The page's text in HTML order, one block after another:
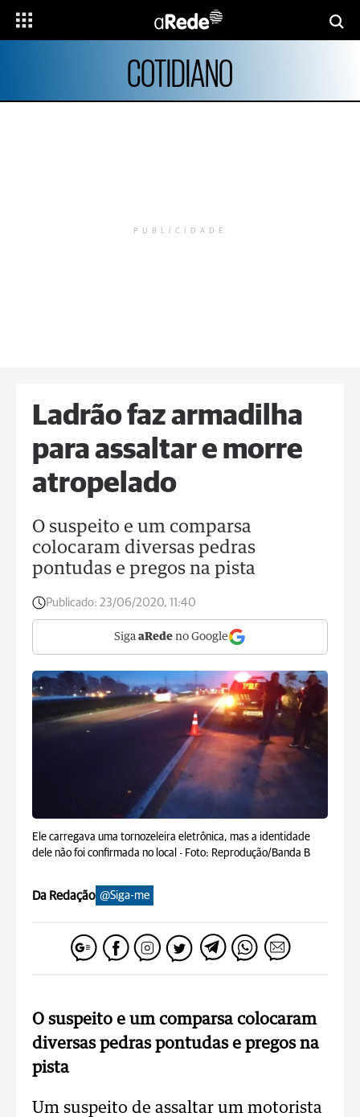
COTIDIANO
PUBLICIDADE
Ladrão faz armadilha
para assaltar e morre
atropelado
O suspeito e um comparsa
colocaram diversas pedras
pontudas e pregos na pista
Publicado: 23/06/2020, 11:40
Siga aRede no Google
Ele carregava uma tornozeleira eletrônica, mas a identidade
dele não foi confirmada no local - Foto: Reprodução/Banda B
Da Redação @Siga-me
O suspeito e um comparsa colocaram
diversas pedras pontudas e pregos na
pista
Um suspeito de assaltar um motorista